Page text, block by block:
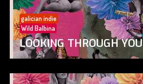
galician indie
Wild Balbina
LOOKING THROUGH YOU